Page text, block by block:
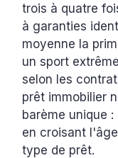
trois à quatre
à garanties
moyenne la
un sport
selon les
prêt immobilier
barème unique
en croisant
type de prêt.